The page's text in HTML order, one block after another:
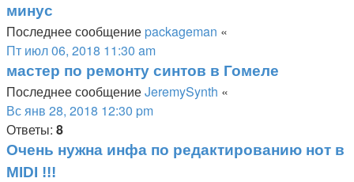
минус
Последнее сообщение packageman «
Пт июл 06, 2018 11:30 am
мастер по ремонту синтов в Гомеле
Последнее сообщениеJeremySynth «
Вс янв 28, 2018 12:30 pm
Ответы: 8
Очень нужна инфа по редактированию нот в
MIDI !!!